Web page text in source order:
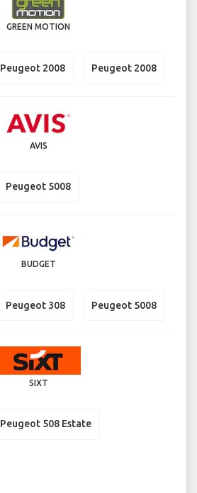
GREEN MOTION
Peugeot 2008 Peugeot 2008
AVIS
Peugeot 5008
BUDGET
Peugeot 308 Peugeot 5008
SIXT
Peugeot 508 Estate